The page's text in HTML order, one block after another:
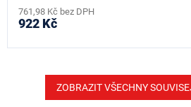
761,98 Kč bez DPH
922 Kč
ZOBRAZIT VŠECHNY